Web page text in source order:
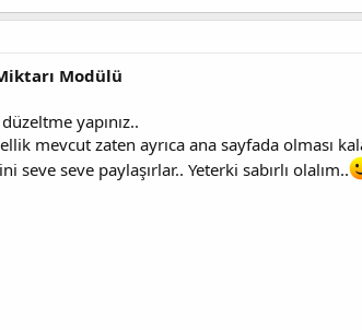
Modülü
yapınız..
mevcut zaten ayrıca ana sayfada olması
seve paylaşırlar.. Yeterki sabırlı olalım..